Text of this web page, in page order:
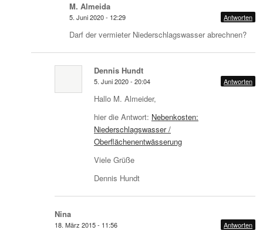
M. Almeida
5. Juni 2020 - 12:29 Antworten
Darf der vermieter Niederschlagswasser abrechnen?
Dennis Hundt
5. Juni 2020 - 20:04 Antworten
Hallo M. Almeider,
hier die Antwort: Nebenkosten:
Niederschlagswasser /
Oberflächenentwässerung
Viele Grüße
Dennis Hundt
Nina
18. März 2015 - 11:56 Antworten